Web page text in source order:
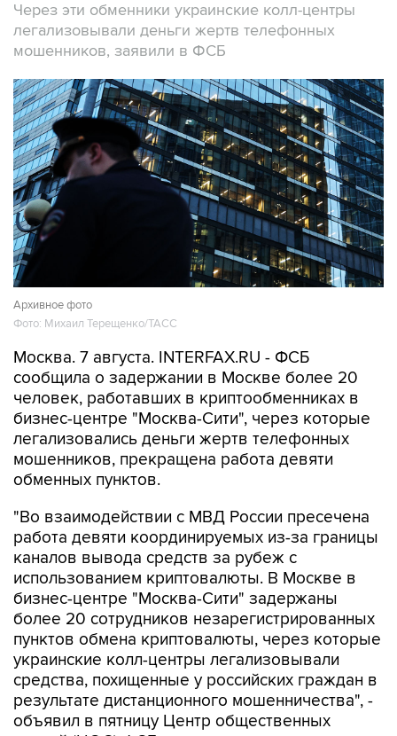
Через эти обменники украинские колл-центры
легализовывали деньги жертв телефонных
мошенников, заявили в ФСБ
Архивное фото
Фото: Михаил Терещенко/ТАСС
Москва. 7 августа. INTERFAX.RU - ФСБ
сообщила о задержании в Москве более 20
человек, работавших в криптообменниках в
бизнес-центре "Москва-Сити", через которые
легализовались деньги жертв телефонных
мошенников, прекращена работа девяти
обменных пунктов.
"Во взаимодействии с МВД России пресечена
работа девяти координируемых из-за границы
каналов вывода средств за рубеж с
использованием криптовалюты. В Москве в
бизнес-центре "Москва-Сити" задержаны
более 20 сотрудников незарегистрированных
пунктов обмена криптовалюты, через которые
украинские колл-центры легализовывали
средства, похищенные у российских граждан в
результате дистанционного мошенничества", -
объявил в пятницу Центр общественных